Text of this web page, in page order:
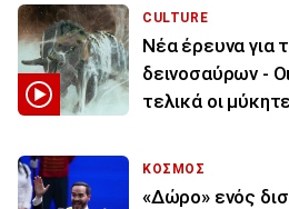
CULTURE
Νέα έρευνα για
δεινοσαύρων -
τελικά οι
ΚΟΣΜΟΣ
«Δώρο» ενός